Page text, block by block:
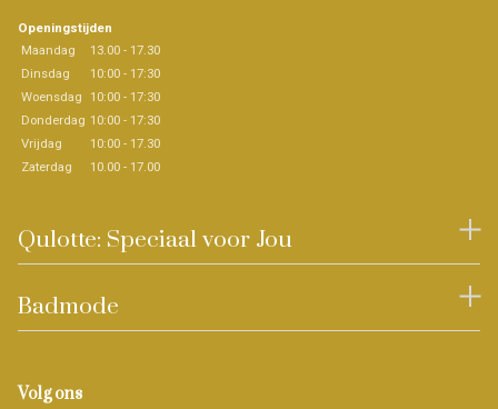
Openingstijden
Maandag
13.00 - 17.30
Dinsdag
10:00 - 17:30
Woensdag 10:00 - 17:30
Donderdag 10:00 - 17:30
Vrijdag
10:00 - 17.30
Zaterdag
10.00 - 17.00
Qulotte: Speciaal voor Jou
Badmode
Volg ons